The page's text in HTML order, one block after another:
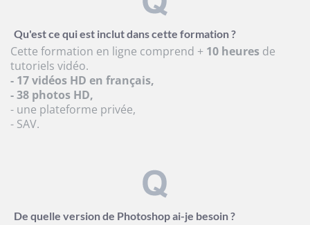
Qu'est ce qui est inclut dans cette formation ?
Cette formation en ligne comprend + 10 heures de
tutoriels vidéo.
- 17 vidéos HD en français,
- 38 photos HD,
- une plateforme privée,
- SAV.
De quelle version de Photoshop ai-je besoin ?